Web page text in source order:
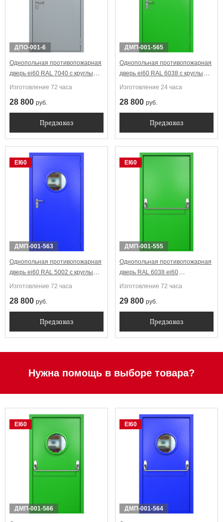
ДПО-001-6
Однопольная противопожарная
дверь ei60 RAL 7040 с круглым
стеклопакетом
Изготовление 72 часа
28 800 руб.
Предзаказ
ДМП-001-565
Однопольная противопожарная
дверь ei60 RAL 6038 с круглым
стеклопакетом
Изготовление 24 часа
28 800 руб.
Предзаказ
EI60
ДМП-001-563
Однопольная противопожарная
дверь ei60 RAL 5002 с круглым
стеклопакетом
Изготовление 72 часа
28 800 руб.
Предзаказ
EI60
ДМП-001-555
Однопольная противопожарная
дверь RAL 6038 ei60
Антипаника
Изготовление 72 часа
29 800 руб.
Предзаказ
Нужна помощь в выборе товара?
EI60
ДМП-001-566
EI60
ДМП-001-564